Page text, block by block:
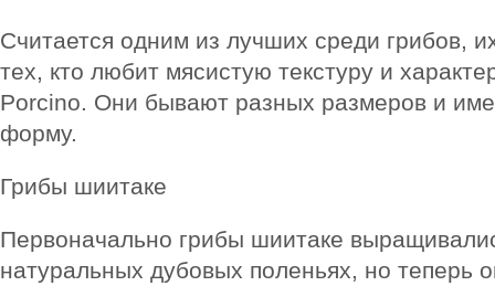
Считается одним из лучших среди грибов,
тех, кто любит мясистую текстуру и
Porcino. Они бывают разных размеров и
форму.
Грибы шиитаке
Первоначально грибы шиитаке
натуральных дубовых поленьях, но теперь